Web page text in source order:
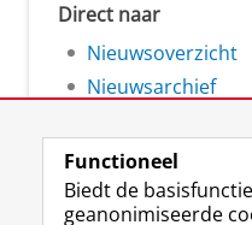
Direct naar
Nieuwsoverzicht
Nieuwsarchief
Functioneel
Biedt de
geanonimiseerde